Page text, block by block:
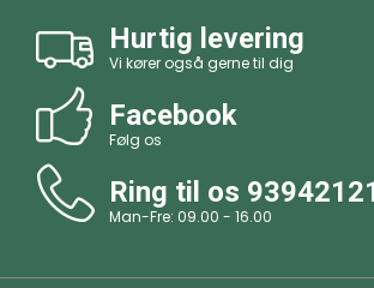
Hurtig levering
Vi kører også gerne til dig
Facebook
Følg os
Ring til os
Man-Fre: 09.00 - 16.00